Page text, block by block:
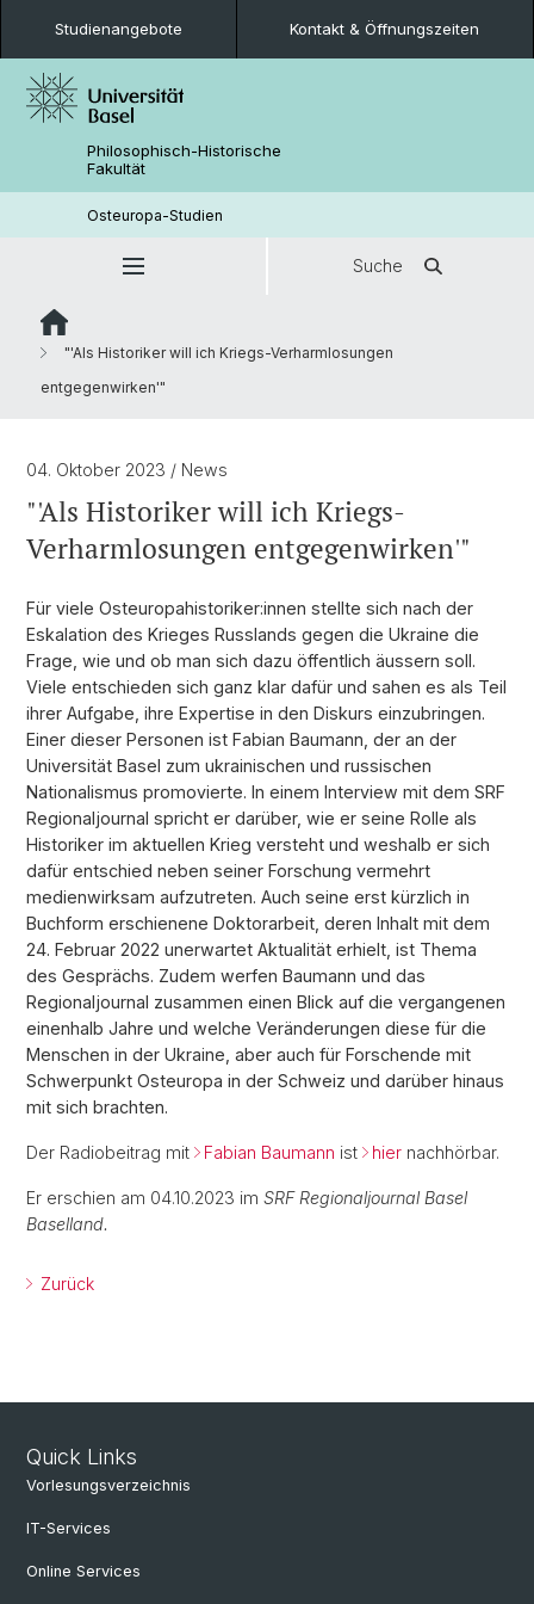
Studienangebote Kontakt & Öffnungszeiten
Philosophisch-Historische
Fakultät
Osteuropa-Studien
Suche
"'Als Historiker will ich Kriegs-Verharmlosungen
entgegenwirken'"
04. Oktober 2023 / News
"'Als Historiker will ich Kriegs-
Verharmlosungen entgegenwirken'"
Für viele Osteuropahistoriker:innen stellte sich nach der
Eskalation des Krieges Russlands gegen die Ukraine die
Frage, wie und ob man sich dazu öffentlich äussern soll.
Viele entschieden sich ganz klar dafür und sahen es als Teil
ihrer Aufgabe, ihre Expertise in den Diskurs einzubringen.
Einer dieser Personen ist Fabian Baumann, der an der
Universität Basel zum ukrainischen und russischen
Nationalismus promovierte. In einem Interview mit dem SRF
Regionaljournal spricht er darüber, wie er seine Rolle als
Historiker im aktuellen Krieg versteht und weshalb er sich
dafür entschied neben seiner Forschung vermehrt
medienwirksam aufzutreten. Auch seine erst kürzlich in
Buchform erschienene Doktorarbeit, deren Inhalt mit dem
24. Februar 2022 unerwartet Aktualität erhielt, ist Thema
des Gesprächs. Zudem werfen Baumann und das
Regionaljournal zusammen einen Blick auf die vergangenen
einenhalb Jahre und welche Veränderungen diese für die
Menschen in der Ukraine, aber auch für Forschende mit
Schwerpunkt Osteuropa in der Schweiz und darüber hinaus
mit sich brachten.
Der Radiobeitrag mit Fabian Baumann ist hier nachhörbar.
Er erschien am 04.10.2023 im SRF Regionaljournal Basel
Baselland.
Zurück
Quick Links
Vorlesungsverzeichnis
IT-Services
Online Services